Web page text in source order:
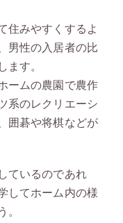
住みやすくするよ
男性の入居者の比
ます。
ームの農園で農作
系のレクリエーシ
囲碁や将棋などが
ているのであれ
してホーム内の様
。